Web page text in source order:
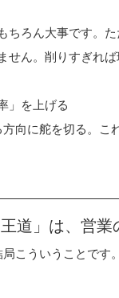
ちろん大事です。
せん。削りすぎれ
」を上げる
方向に舵を切る。こ
道」は、営
こういうことです。